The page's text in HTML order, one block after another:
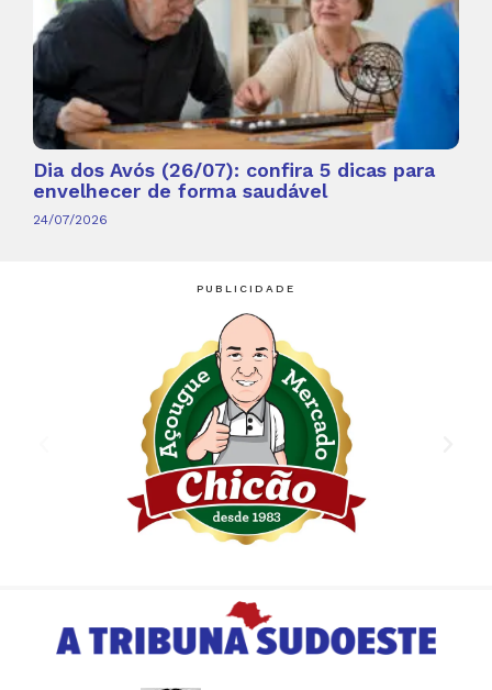
Dia dos Avós (26/07): confira 5 dicas para
envelhecer de forma saudável
24/07/2026
PUBLICIDADE